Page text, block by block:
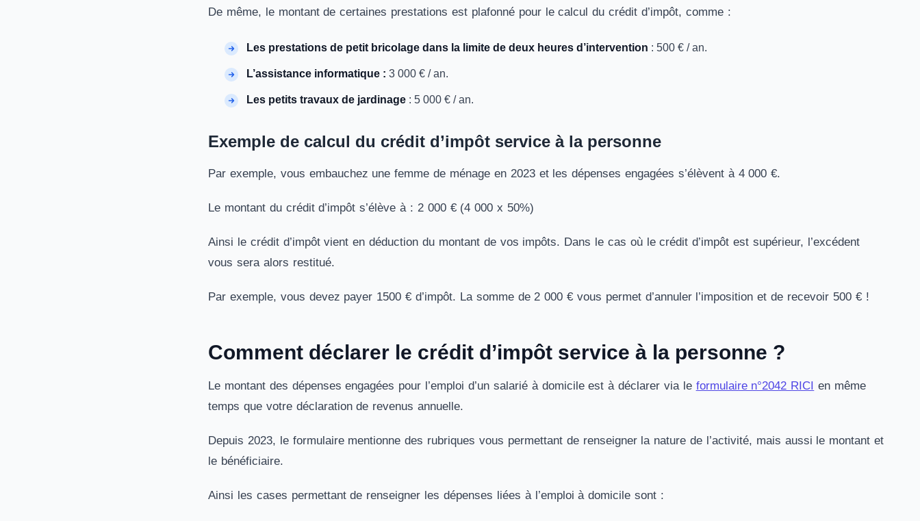
De même, le montant de certaines prestations est plafonné pour le calcul du crédit d’impôt, comme :
Les prestations de petit bricolage dans la limite de deux heures d’intervention : 500 € / an.
L’assistance informatique : 3 000 € / an.
Les petits travaux de jardinage : 5 000 € / an.
Exemple de calcul du crédit d’impôt service à la personne
Par exemple, vous embauchez une femme de ménage en 2023 et les dépenses engagées s’élèvent à 4 000 €.
Le montant du crédit d’impôt s’élève à : 2 000 € (4 000 x 50%)
Ainsi le crédit d’impôt vient en déduction du montant de vos impôts. Dans le cas où le crédit d’impôt est supérieur, l’excédent
vous sera alors restitué.
Par exemple, vous devez payer 1500 € d’impôt. La somme de 2 000 € vous permet d’annuler l’imposition et de recevoir 500 € !
Comment déclarer le crédit d’impôt service à la personne ?
Le montant des dépenses engagées pour l’emploi d’un salarié à domicile est à déclarer via le formulaire n°2042 RICI en même
temps que votre déclaration de revenus annuelle.
Depuis 2023, le formulaire mentionne des rubriques vous permettant de renseigner la nature de l’activité, mais aussi le montant et
le bénéficiaire.
Ainsi les cases permettant de renseigner les dépenses liées à l’emploi à domicile sont :